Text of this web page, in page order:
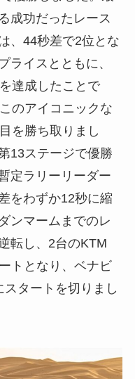
成功だったレース
、44秒差で2位とな
ライスとともに、
達成したことで
のアイコニックな
を勝ち取りまし
13ステージで優勝
定ラリーリーダー
をわずか12秒に縮
ンマームまでのレ
転し、2台のKTM
トとなり、ベナビ
タートを切りまし